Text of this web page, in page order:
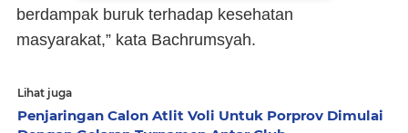
berdampak buruk terhadap kesehatan
masyarakat,” kata Bachrumsyah.
Lihat juga
Penjaringan Calon Atlit Voli Untuk Porprov Dimulai